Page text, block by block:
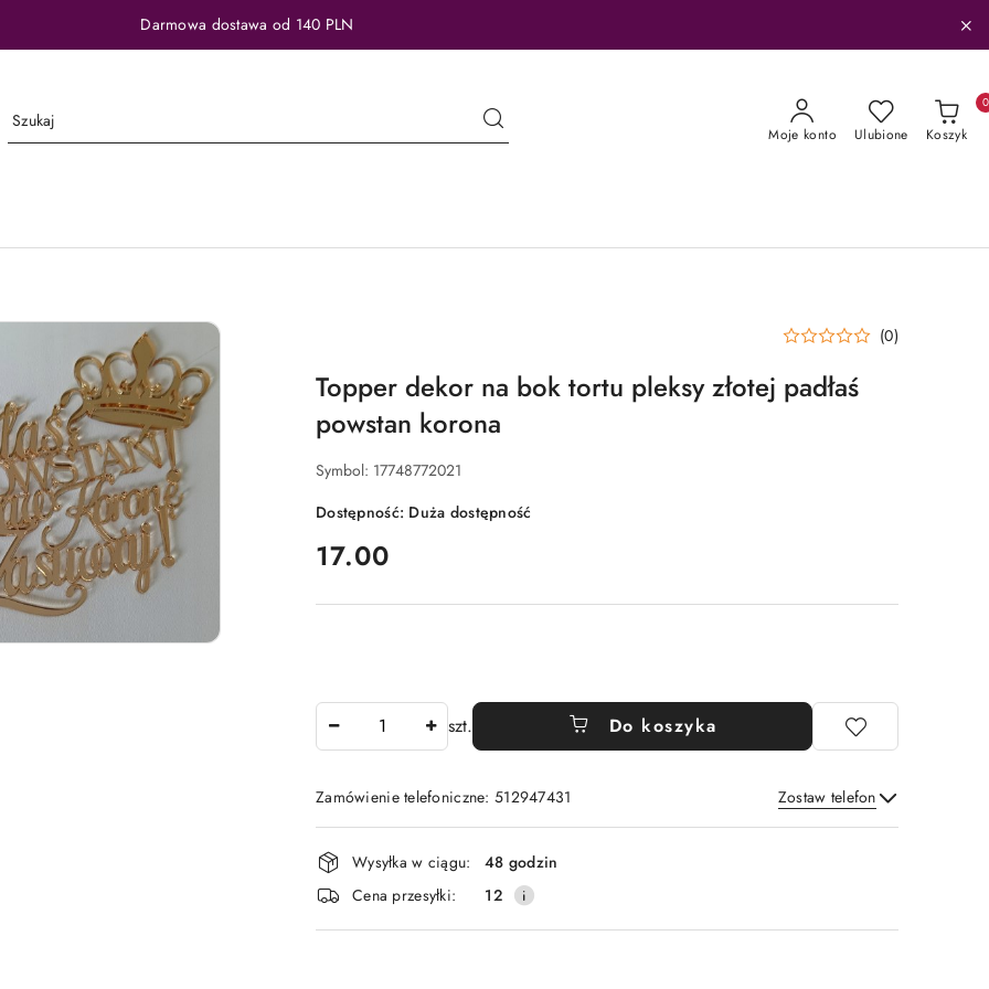
Darmowa dostawa od 140 PLN
Moje konto Ulubione Koszyk
0
(0)
Topper dekor na bok tortu pleksy złotej padłaś
powstan korona
Symbol: 17748772021
Dostępność: Duża dostępność
cena:
17.00
szt. Do koszyka
Zamówienie telefoniczne: 512947431 Zostaw telefon
Wyślij
Dostępność
i
dostawa
Wysyłka w ciągu:
48 godzin
Cena przesyłki:
12